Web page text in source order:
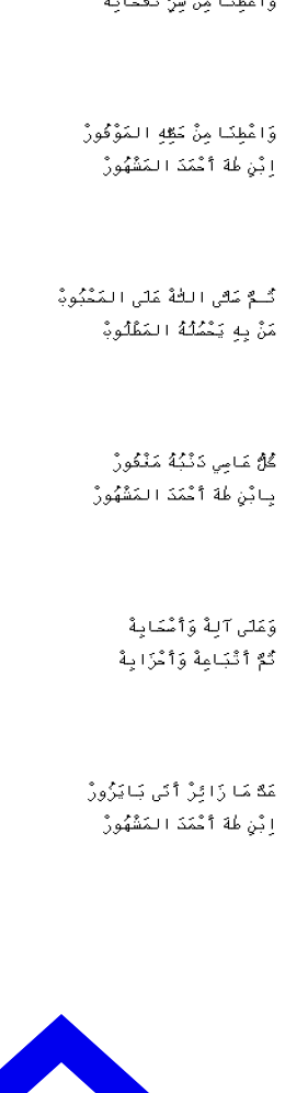
وَاعْطِنَا مِنْ حَظِّهِ المَوْفُورْ
اِبْنِ طٰهَ أَحْمَدَ المَشْهُورْ
ثُـمَّ صَلَّى اللّٰهْ عَلَى المَحْبُوبْ
مَنْ بِهِ يَحْصُلُهُ المَطْلُوبْ
كُلُّ عَاصِي ذَنْبُهُ مَغْفُورْ
بِابْنِ طٰهَ أَحْمَدَ المَشْهُورْ
وَعَلَى آلِهْ وَأَصْحَابِهْ
ثُمَّ أَتْبَاعِهْ وَأَحْزَابِهْ
عَدَّ مَا زَائِرْ أَتَى بَايَزُورْ
اِبْنِ طٰهَ أَحْمَدَ المَشْهُورْ